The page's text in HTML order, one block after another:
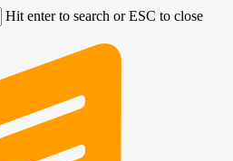
Hit enter to search or ESC to close